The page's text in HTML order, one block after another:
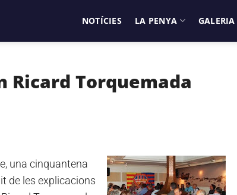
NOTÍCIES LA PENYA GALERIA
Ricard Torquemada
una cinquantena
de les explicacions